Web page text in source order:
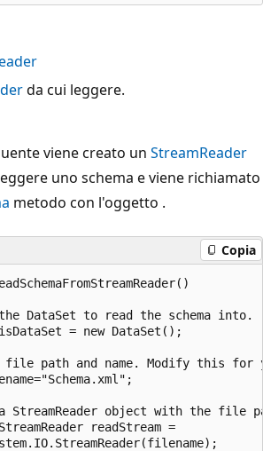
da cui leggere.
viene creato un StreamReader
uno schema e viene richiamato
metodo con l'oggetto .
Copia
DataSet to read the schema into.
= new DataSet();
file path and name. Modify this for
StreamReader object with the file
readStream =